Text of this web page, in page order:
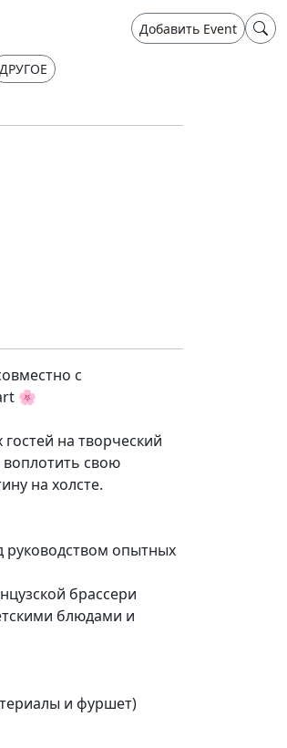
Добавить Event
ДРУГОЕ
с
🌸
на творческий
воплотить свою
на холсте.
руководством опытных
брассери
блюдами и
и фуршет)